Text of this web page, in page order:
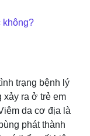
không?
trạng bệnh lý
xảy ra ở trẻ em
da cơ địa là
phát thành